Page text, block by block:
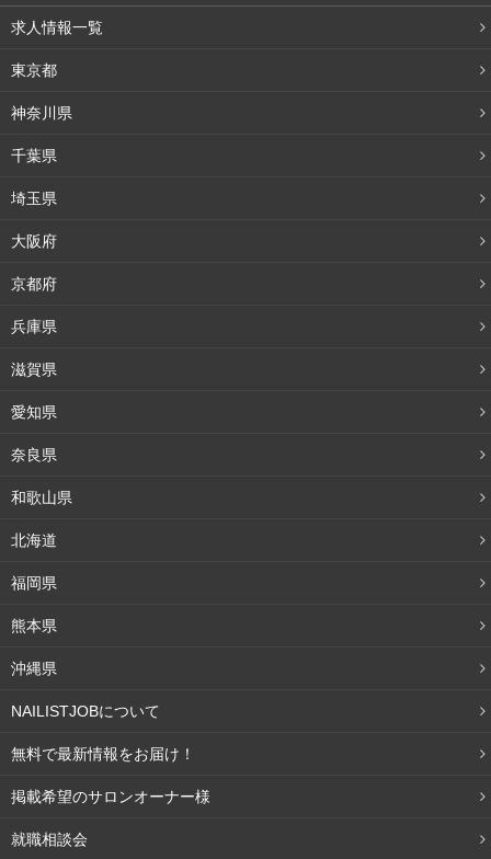
求人情報一覧
東京都
神奈川県
千葉県
埼玉県
大阪府
京都府
兵庫県
滋賀県
愛知県
奈良県
和歌山県
北海道
福岡県
熊本県
沖縄県
NAILISTJOBについて
無料で最新情報をお届け！
掲載希望のサロンオーナー様
就職相談会